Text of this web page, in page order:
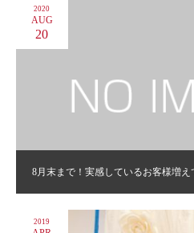
8月末まで！実感しているお客様増え
2020
AUG
20
2019